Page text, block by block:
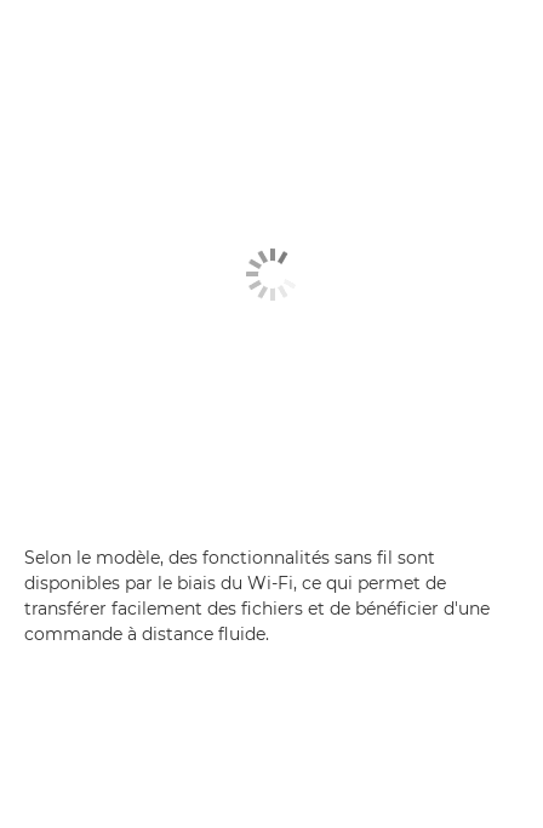
Selon le modèle, des fonctionnalités sans fil sont
disponibles par le biais du Wi-Fi, ce qui permet de
transférer facilement des fichiers et de bénéficier d'une
commande à distance fluide.